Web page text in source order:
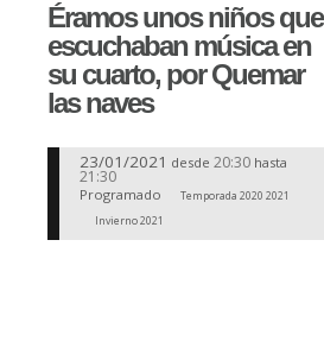
Éramos unos niños que
escuchaban música en
su cuarto, por Quemar
las naves
23/01/2021 desde 20:30 hasta
21:30
Programado
Temporada 2020 2021
Invierno 2021